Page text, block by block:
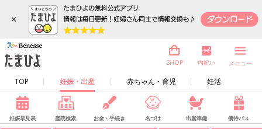
×
TOP 妊娠・出産 赤ちゃん・育児 妊活
SHOP 内祝い メニュー
妊娠早見表 産院検索 お金・手続き 名づけ 出産準備 優待パス